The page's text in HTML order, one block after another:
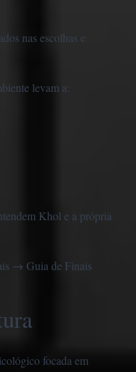
nas escolhas e
levam a:
Khol e a própria
→ Guia de Finais
focada em